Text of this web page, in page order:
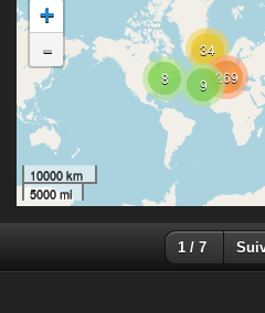
34
8
269
9
+
-
10000 km
5000 mi
1 / 7